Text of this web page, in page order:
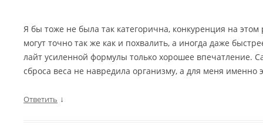
Я бы тоже не была так категорична, конкуренция на
могут точно так же как и похвалить, а иногда даже
лайт усиленной формулы только хорошее впечатление.
сброса веса не навредила организму, а для меня именно
Ответить ↓